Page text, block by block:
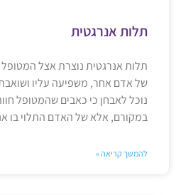
תלות אנרגטית
תלות אנרגטית נוצרת אצל המטופל
של אדם אחר, משפיעה עליו
נוכל לאבחן כי כאבים שהמטופל
במקורם, אלא של האדם התלוי בו
להמשך קריאה »